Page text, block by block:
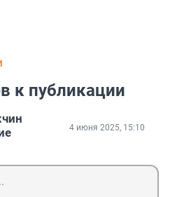
к публикации
4 июня 2025, 15:10